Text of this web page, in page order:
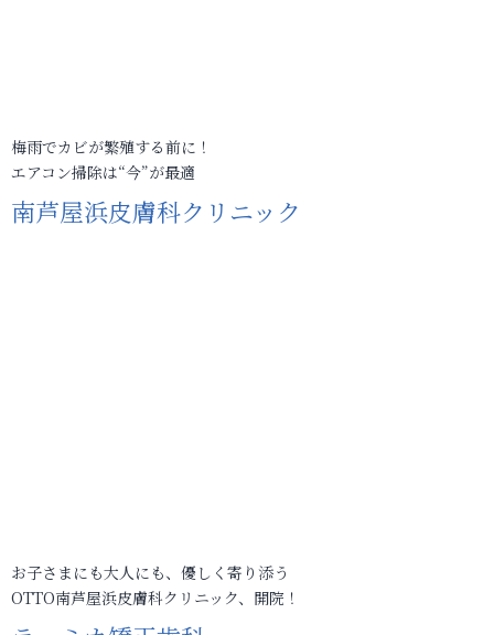
梅雨でカビが繁殖する前に！
エアコン掃除は“今”が最適
南芦屋浜皮膚科クリニック
お子さまにも大人にも、優しく寄り添う
OTTO南芦屋浜皮膚科クリニック、開院！